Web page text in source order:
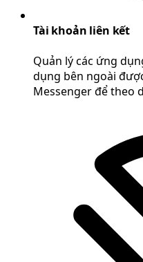
Tài khoản liên kết
Quản lý các ứng
dụng bên ngoài
Messenger để theo